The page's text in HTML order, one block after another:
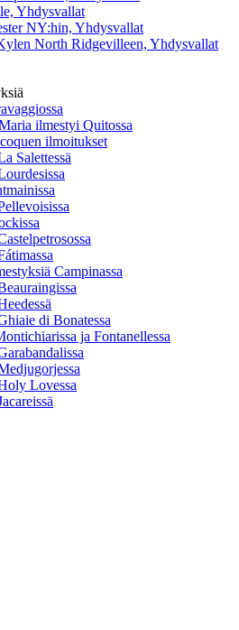
Yhdysvallat
NY:hin, Yhdysvallat
North Ridgevilleen, Yhdysvallat
ilmestyi Quitossa
ilmoitukset
Salettessä
Campinassa
di Bonatessa
ja Fontanellessa
Lovessa